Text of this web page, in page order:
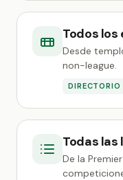
Todos
Desde
non-league.
DIRECTORIO
Todas las
De la